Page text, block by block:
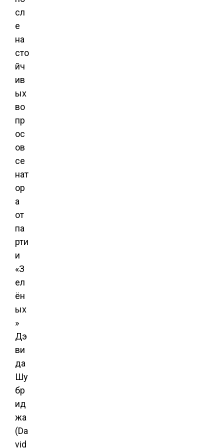
сл
е
на
сто
йч
ив
ых
во
пр
ос
ов
се
нат
ор
а
от
па
рти
и
«З
ел
ён
ых
»
Дэ
ви
да
Шу
бр
ид
жа
(Da
vid